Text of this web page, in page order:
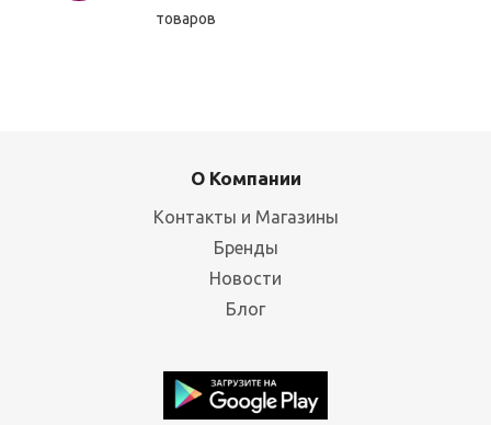
товаров
О Компании
Контакты и Магазины
Бренды
Новости
Блог